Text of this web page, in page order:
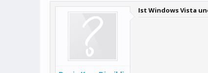
Ist Windows Vista